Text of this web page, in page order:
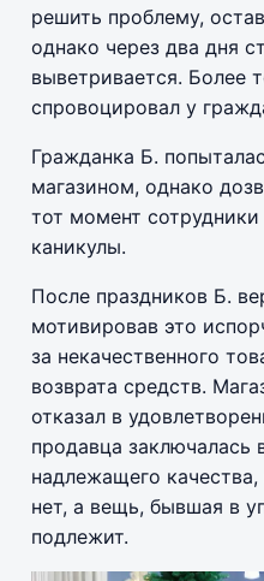
решить проблему,
однако через два дня
выветривается. Более
спровоцировал у
Гражданка Б.
магазином, однако
тот момент
каникулы.
После праздников Б.
мотивировав это
за некачественного
возврата средств.
отказал в
продавца заключалась
надлежащего качества,
нет, а вещь, бывшая в
подлежит.